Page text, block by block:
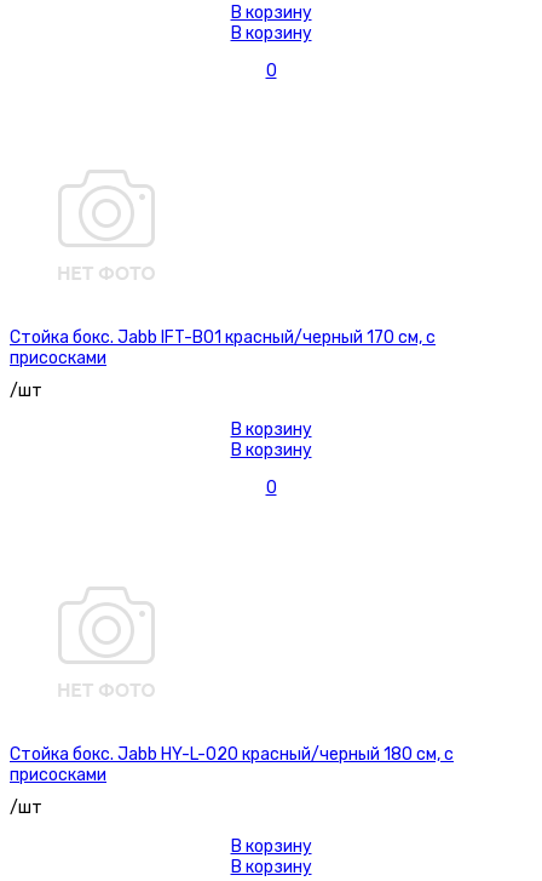
В корзину
В корзину
0
Стойка бокс. Jabb IFT-B01 красный/черный 170 см, с
присосками
/шт
В корзину
В корзину
0
Стойка бокс. Jabb HY-L-020 красный/черный 180 см, с
присосками
/шт
В корзину
В корзину